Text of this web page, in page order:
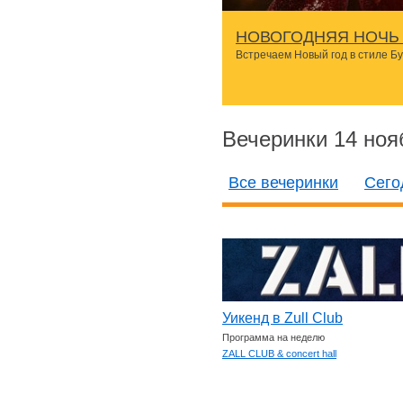
НОВОГОДНЯЯ НОЧЬ
Встречаем Новый год в стиле
Вечеринки 14
Все вечеринки
Уикенд в Zull Club
Программа на неделю
ZALL CLUB & concert hall